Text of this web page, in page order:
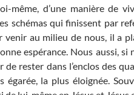
même, d’une manière de
schémas qui finissent par
au milieu de nous, il a
espérance. Nous aussi,
de rester dans l’enclos des
égarée, la plus éloignée.